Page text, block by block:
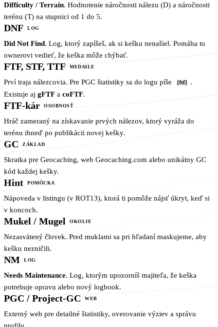
Difficulty / Terrain. Hodnotenie náročnosti nálezu (D) a náročnosti
terénu (T) na stupnici od 1 do 5.
DNF LOG
Did Not Find. Log, ktorý zapíšeš, ak si kešku nenašiel. Pomáha to
ownerovi vedieť, že keška môže chýbať.
FTF, STF, TTF MEDAILE
Prví traja nálezcovia. Pre PGC štatistiky sa do logu píše {ftf} .
Existuje aj gFTF a coFTF.
FTF-kár OSOBNOSŤ
Hráč zameraný na získavanie prvých nálezov, ktorý vyráža do
terénu ihneď po publikácii novej kešky.
GC ZÁKLAD
Skratka pre Geocaching, web Geocaching.com alebo unikátny GC
kód každej kešky.
Hint POMÔCKA
Nápoveda v listingu (v ROT13), ktorá ti pomôže nájsť úkryt, keď si
v koncoch.
Mukel / Mugel OKOLIE
Nezasvätený človek. Pred muklami sa pri hľadaní maskujeme, aby
kešku nezničili.
NM LOG
Needs Maintenance. Log, ktorým upozorníš majiteľa, že keška
potrebuje opravu alebo nový logbook.
PGC / Project-GC WEB
Externý web pre detailné štatistiky, overovanie výziev a správu